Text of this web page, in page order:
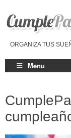
ORGANIZA TUS
Menu